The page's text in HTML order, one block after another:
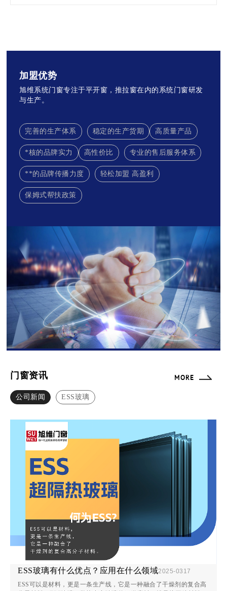
加盟优势
旭维系统门窗专注于平开窗，推拉窗在内的系统门窗研发
与生产。
完善的生产体系 稳定的生产货期 高质量产品
*核的品牌实力 高性价比 专业的售后服务体系
**的品牌传播力度 轻松加盟 高盈利
保姆式帮扶政策
门窗资讯 MORE
公司新闻 ESS玻璃
17
2025-03
ESS玻璃有什么优点？应用在什么领域
ESS可以是材料，更是一条生产线，它是一种融合了干燥剂的复合高